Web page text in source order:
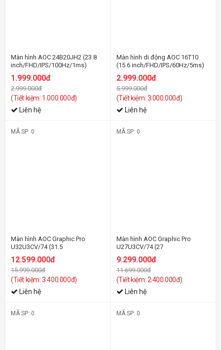
Màn hình AOC 24B20JH2 (23.8
inch/FHD/IPS/100Hz/1ms)
1.999.000đ
2.999.000đ
(Tiết kiệm: 1.000.000đ)
Liên hệ
Màn hình di động AOC 16T10
(15.6 inch/FHD/IPS/60Hz/5ms)
2.999.000đ
5.999.000đ
(Tiết kiệm: 3.000.000đ)
Liên hệ
MÃ SP: 0
Màn hình AOC Graphic Pro
U32U3CV/74 (31.5
Inch/UHD/NANO
IPS/60Hz/4ms/Loa/RJ45/HDR400/USB-
C 96W)
12.599.000đ
15.999.000đ
(Tiết kiệm: 3.400.000đ)
Liên hệ
MÃ SP: 0
Màn hình AOC Graphic Pro
U27U3CV/74 (27
Inch/UHD/NANO
IPS/60Hz/4ms/Loa/RJ45/HDR400/
C 96W)
9.299.000đ
11.699.000đ
(Tiết kiệm: 2.400.000đ)
Liên hệ
MÃ SP: 0 MÃ SP: 0